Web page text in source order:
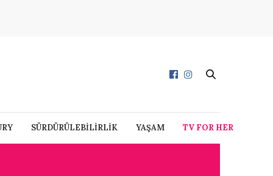
SÜRDÜRÜLEBİLİRLİK YAŞAM TV FOR HER